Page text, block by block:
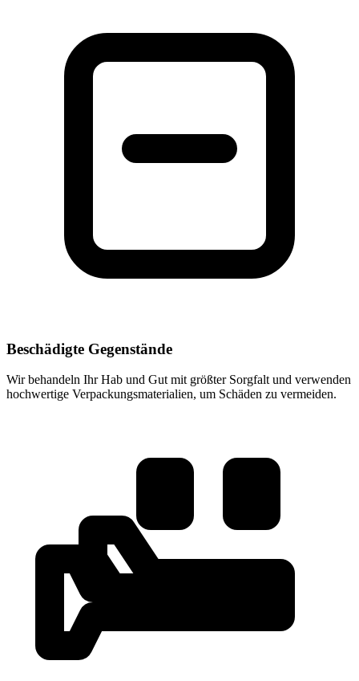
Beschädigte Gegenstände
Wir behandeln Ihr Hab und Gut mit größter Sorgfalt und verwenden
hochwertige Verpackungsmaterialien, um Schäden zu vermeiden.